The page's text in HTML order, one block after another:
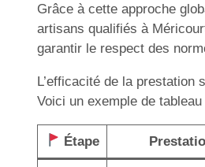
Grâce à cette approche
artisans qualifiés à
garantir le respect des
L’efficacité de la
Voici un exemple de
Étape